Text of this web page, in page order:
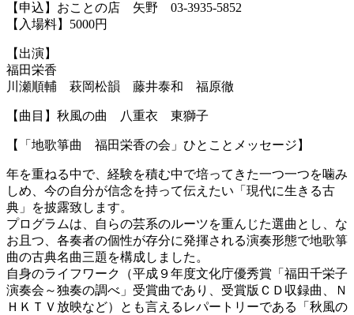
【申込】おことの店 矢野 03-3935-5852
【入場料】5000円
【出演】
福田栄香
川瀬順輔 萩岡松韻 藤井泰和 福原徹
【曲目】秋風の曲 八重衣 東獅子
【「地歌箏曲 福田栄香の会」ひとことメッセージ】
年を重ねる中で、経験を積む中で培ってきた一つ一つを噛み
しめ、今の自分が信念を持って伝えたい「現代に生きる古
典」を披露致します。
プログラムは、自らの芸系のルーツを重んじた選曲とし、な
お且つ、各奏者の個性が存分に発揮される演奏形態で地歌箏
曲の古典名曲三題を構成しました。
自身のライフワーク（平成９年度文化庁優秀賞「福田千栄子
演奏会～独奏の調べ」受賞曲であり、受賞版ＣＤ収録曲、Ｎ
ＨＫＴＶ放映など）とも言えるレパートリーである「秋風の